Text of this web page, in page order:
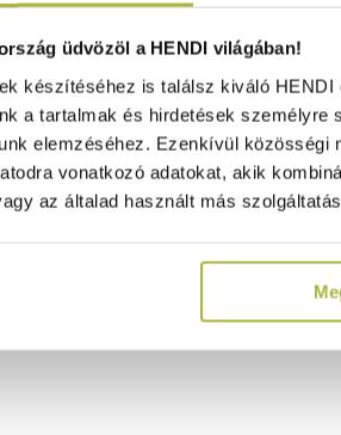
üdvözöl a HENDI világában!
készítéséhez is találsz kiváló
a tartalmak és hirdetések
elemzéséhez. Ezenkívül
vonatkozó adatokat, akik
az általad használt más